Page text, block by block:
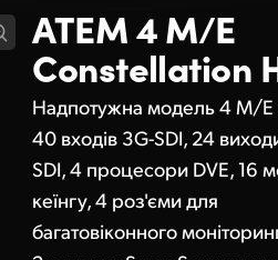
ATEM 4 M/E
Constellation
Надпотужна модель 4 M/E
40 входів 3G-SDI, 24
SDI, 4 процесори DVE, 16
кеїнгу, 4 роз'єми для
багатовіконного